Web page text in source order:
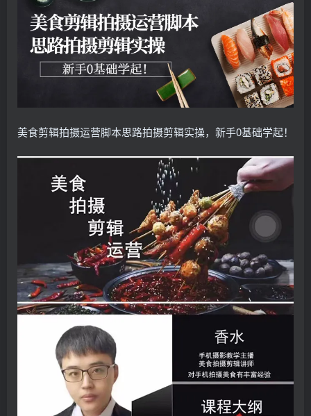
美食剪辑拍摄运营脚本思路拍摄剪辑实操，新手0基础学起！